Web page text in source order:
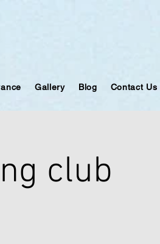
Gallery Blog Contact Us
club